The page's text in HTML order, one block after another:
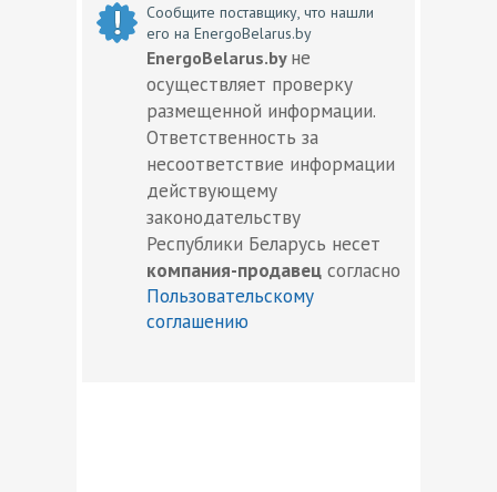
Сообщите поставщику, что нашли
его на EnergoBelarus.by
EnergoBelarus.by не
осуществляет проверку
размещенной информации.
Ответственность за
несоответствие информации
действующему
законодательству
Республики Беларусь несет
компания-продавец согласно
Пользовательскому
соглашению